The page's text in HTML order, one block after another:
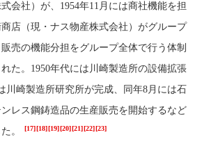
会社）が、1954年11月には商社機能を担
店（現・ナス物産株式会社）がグループ
売の機能分担をグループ全体で行う体制
た。1950年代には川崎製造所の設備拡張
川崎製造所研究所が完成、同年8月には石
レス鋼鋳造品の生産販売を開始するなど
。
[17][18][19][20][21][22][23]